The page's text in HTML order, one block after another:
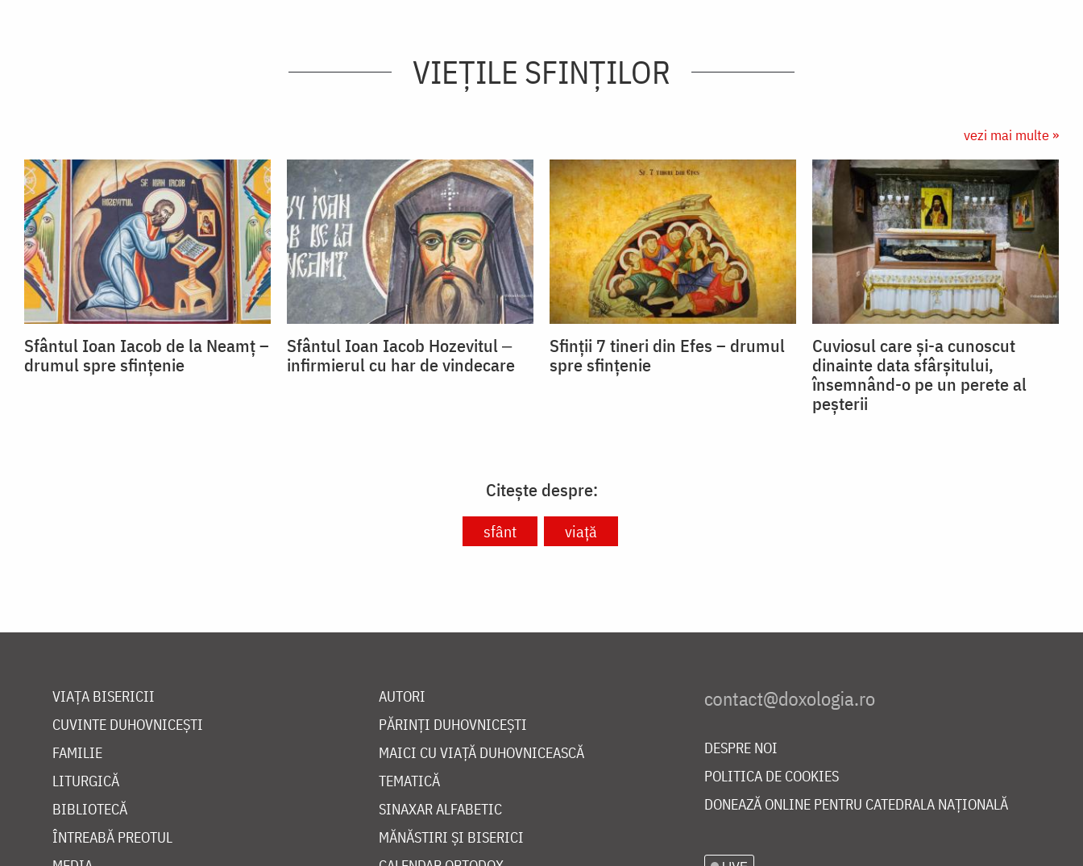
VIEŢILE SFINŢILOR
vezi mai multe »
Sfântul Ioan Iacob de la Neamț –
drumul spre sfințenie
Sfântul Ioan Iacob Hozevitul ‒
infirmierul cu har de vindecare
Sfinții 7 tineri din Efes – drumul
spre sfințenie
Cuviosul care și-a cunoscut
dinainte data sfârșitului,
însemnând-o pe un perete al
peșterii
Citește despre:
sfânt viață
VIAȚA BISERICII
CUVINTE DUHOVNICEȘTI
FAMILIE
LITURGICĂ
BIBLIOTECĂ
ÎNTREABĂ PREOTUL
AUTORI
PĂRINȚI DUHOVNICEȘTI
MAICI CU VIAȚĂ DUHOVNICEASCĂ
TEMATICĂ
SINAXAR ALFABETIC
MĂNĂSTIRI ȘI BISERICI
DESPRE NOI
POLITICA DE COOKIES
DONEAZĂ ONLINE PENTRU CATEDRALA NAȚIONALĂ